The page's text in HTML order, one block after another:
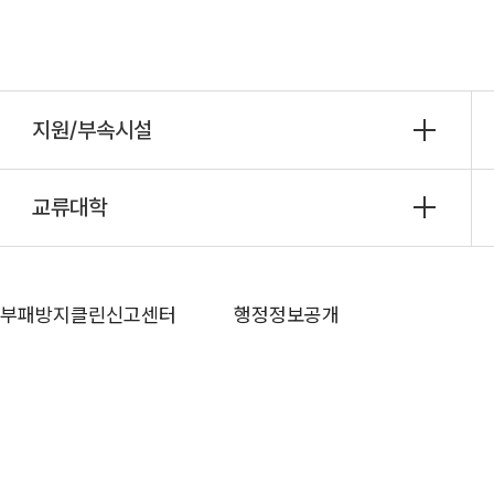
지원/부속시설
교류대학
부패방지클린신고센터 행정정보공개